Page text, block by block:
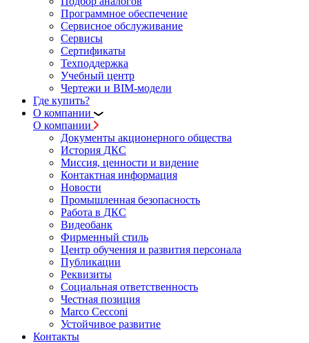
Программное обеспечение
Сервисное обслуживание
Сервисы
Сертификаты
Техподдержка
Учебный центр
Чертежи и BIM-модели
Где купить?
О компании
О компании
Документы акционерного общества
История ДКС
Миссия, ценности и видение
Контактная информация
Новости
Промышленная безопасность
Работа в ДКС
Видеобанк
Фирменный стиль
Центр обучения и развития персонала
Публикации
Реквизиты
Социальная ответственность
Честная позиция
Marco Cecconi
Устойчивое развитие
Контакты